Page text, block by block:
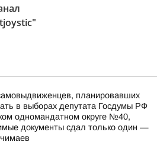
планировавших
в выборах депутата Госдумы РФ
одномандатном округе №40,
документы сдал только один —